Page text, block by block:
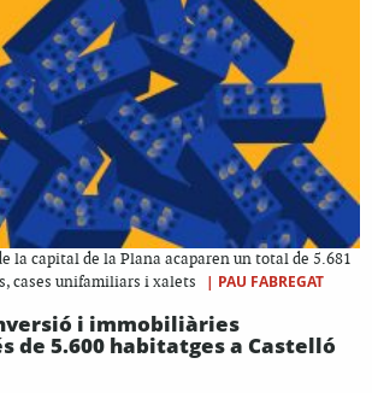
la capital de la Plana acaparen un total de 5.681
cases unifamiliars i xalets
| PAU FABREGAT
i immobiliàries
de 5.600 habitatges a Castelló